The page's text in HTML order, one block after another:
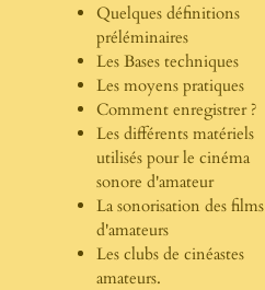
Quelques définitions
préléminaires
Les Bases techniques
Les moyens pratiques
Comment enregistrer ?
Les différents matériels
utilisés pour le cinéma
sonore d'amateur
La sonorisation des films
d'amateurs
Les clubs de cinéastes
amateurs.